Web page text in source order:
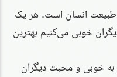
طبیعت انسان است. هر یک
خوبی می‌کنیم بهترین
خوبی و محبت دیگران